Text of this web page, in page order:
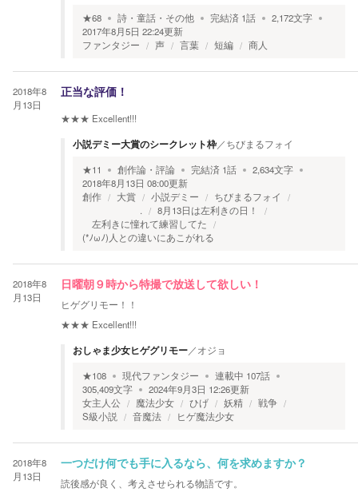
★68 詩・童話・その他 完結済 1話 2,172文字
2017年8月5日 22:24更新
ファンタジー
声 言葉 短編 商人
2018年8
月13日
正当な評価！
★★★ Excellent!!!
小説デミー大賞のシークレット枠／ちびまるフォイ
★11 創作論・評論 完結済 1話 2,634文字
2018年8月13日 08:00更新
創作
大賞 小説デミー
ちびまるフォイ
.
8月13日は左利きの日！
左利きに憧れて練習してた
(*ﾉωﾉ)人との違いにあこがれる
2018年8
月13日
日曜朝９時から特撮で放送して欲しい！
ヒゲグリモー！！
★★★ Excellent!!!
おしゃま少女ヒゲグリモー／オジョ
★108 現代ファンタジー 連載中 107話
305,409文字 2024年9月3日 12:26更新
女主人公
魔法少女 ひげ 妖精
戦争
S級小説
音魔法 ヒゲ魔法少女
2018年8
月13日
一つだけ何でも手に入るなら、何を求めますか？
読後感が良く、考えさせられる物語です。